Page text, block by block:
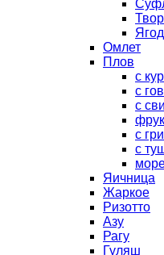
Омлет
Плов
с
с
с
с
с
Яичница
Жаркое
Ризотто
Азу
Рагу
Гуляш